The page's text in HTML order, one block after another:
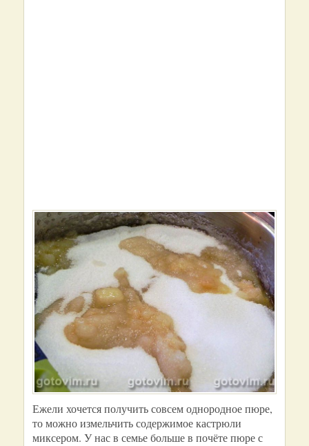
Ежели хочется получить совсем однородное пюре,
то можно измельчить содержимое кастрюли
миксером. У нас в семье больше в почёте пюре с